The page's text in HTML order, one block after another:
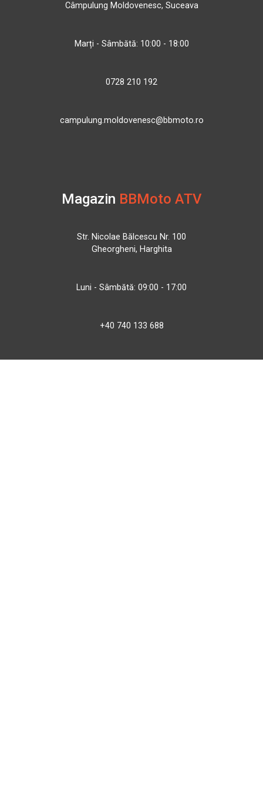
Câmpulung Moldovenesc, Suceava
Marți - Sâmbătă: 10:00 - 18:00
0728 210 192
campulung.moldovenesc@bbmoto.ro
Magazin BBMoto ATV
Str. Nicolae Bălcescu Nr. 100
Gheorgheni, Harghita
Luni - Sâmbătă: 09:00 - 17:00
+40 740 133 688